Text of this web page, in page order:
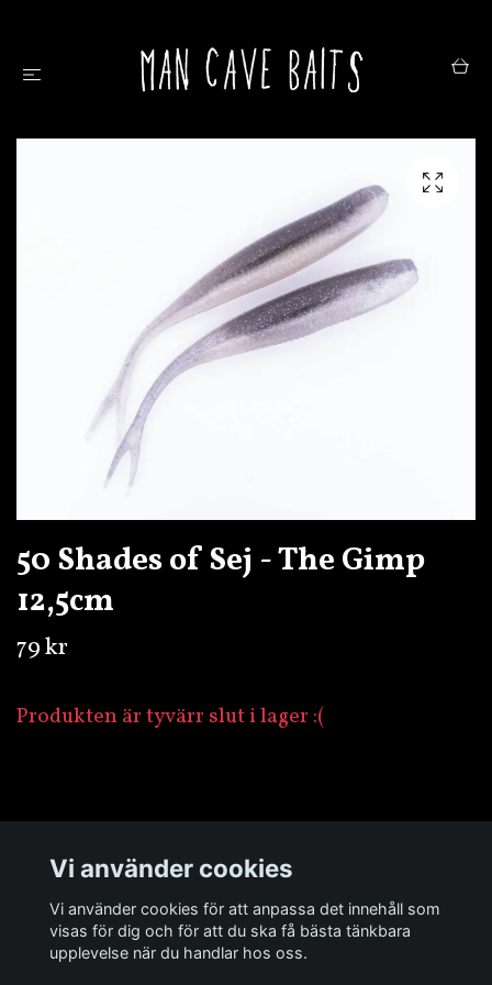
50 Shades of Sej - The Gimp
12,5cm
79 kr
Produkten är tyvärr slut i lager :(
Sociala medier
Vi använder cookies
Vi använder cookies för att anpassa det innehåll som
visas för dig och för att du ska få bästa tänkbara
upplevelse när du handlar hos oss.